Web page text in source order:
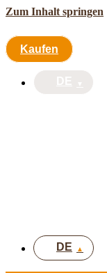
Zum Inhalt springen
Kaufen
DE